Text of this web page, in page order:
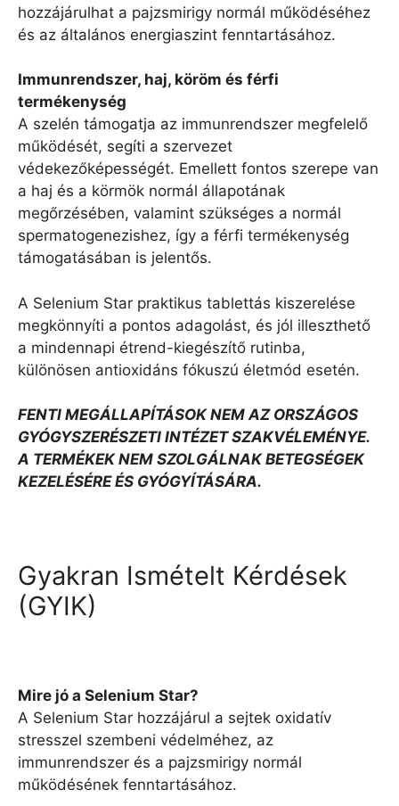
hozzájárulhat a pajzsmirigy normál működéséhez
és az általános energiaszint fenntartásához.
Immunrendszer, haj, köröm és férfi
termékenység
A szelén támogatja az immunrendszer megfelelő
működését, segíti a szervezet
védekezőképességét. Emellett fontos szerepe van
a haj és a körmök normál állapotának
megőrzésében, valamint szükséges a normál
spermatogenezishez, így a férfi termékenység
támogatásában is jelentős.
A Selenium Star praktikus tablettás kiszerelése
megkönnyíti a pontos adagolást, és jól illeszthető
a mindennapi étrend-kiegészítő rutinba,
különösen antioxidáns fókuszú életmód esetén.
FENTI MEGÁLLAPÍTÁSOK NEM AZ ORSZÁGOS
GYÓGYSZERÉSZETI INTÉZET SZAKVÉLEMÉNYE.
A TERMÉKEK NEM SZOLGÁLNAK BETEGSÉGEK
KEZELÉSÉRE ÉS GYÓGYÍTÁSÁRA.
Gyakran Ismételt Kérdések
(GYIK)
Mire jó a Selenium Star?
A Selenium Star hozzájárul a sejtek oxidatív
stresszel szembeni védelméhez, az
immunrendszer és a pajzsmirigy normál
működésének fenntartásához.